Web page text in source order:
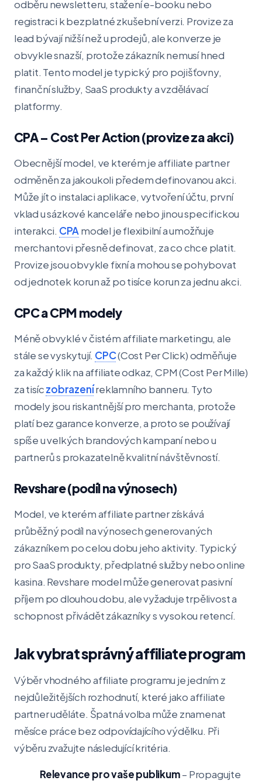
odběru newsletteru, stažení e-booku nebo
registraci k bezplatné zkušební verzi. Provize za
lead bývají nižší než u prodejů, ale konverze je
obvykle snazší, protože zákazník nemusí hned
platit. Tento model je typický pro pojišťovny,
finanční služby, SaaS produkty a vzdělávací
platformy.
CPA – Cost Per Action (provize za akci)
Obecnější model, ve kterém je affiliate partner
odměněn za jakoukoli předem definovanou akci.
Může jít o instalaci aplikace, vytvoření účtu, první
vklad u sázkové kanceláře nebo jinou specifickou
interakci. CPA model je flexibilní a umožňuje
merchantovi přesně definovat, za co chce platit.
Provize jsou obvykle fixní a mohou se pohybovat
od jednotek korun až po tisíce korun za jednu akci.
CPC a CPM modely
Méně obvyklé v čistém affiliate marketingu, ale
stále se vyskytují. CPC(Cost Per Click) odměňuje
za každý klik na affiliate odkaz, CPM (Cost Per Mille)
za tisíczobrazeníreklamního banneru. Tyto
modely jsou riskantnější pro merchanta, protože
platí bez garance konverze, a proto se používají
spíše u velkých brandových kampaní nebo u
partnerů s prokazatelně kvalitní návštěvností.
Revshare (podíl na výnosech)
Model, ve kterém affiliate partner získává
průběžný podíl na výnosech generovaných
zákazníkem po celou dobu jeho aktivity. Typický
pro SaaS produkty, předplatné služby nebo online
kasina. Revshare model může generovat pasivní
příjem po dlouhou dobu, ale vyžaduje trpělivost a
schopnost přivádět zákazníky s vysokou retencí.
Jak vybrat správný affiliate program
Výběr vhodného affiliate programu je jedním z
nejdůležitějších rozhodnutí, které jako affiliate
partner uděláte. Špatná volba může znamenat
měsíce práce bez odpovídajícího výdělku. Při
výběru zvažujte následující kritéria.
Relevance pro vaše publikum– Propagujte